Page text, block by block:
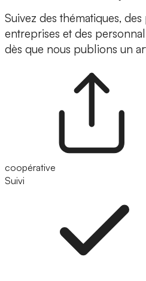
Suivez des thématiques,
entreprises et des
dès que nous publions un
coopérative
Suivi